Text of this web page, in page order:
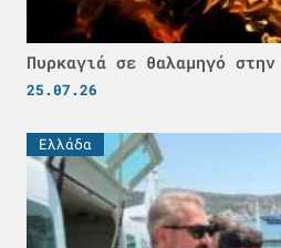
Πυρκαγιά σε θαλαμηγό
25.07.26
Ελλάδα